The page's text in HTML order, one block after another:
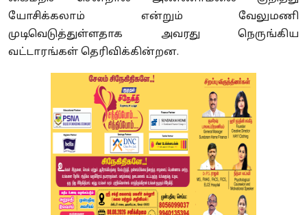
யோசிக்கலாம் என்றும் வேலுமணி
முடிவெடுத்துள்ளதாக அவரது நெருங்கிய
வட்டாரங்கள் தெரிவிக்கின்றன.